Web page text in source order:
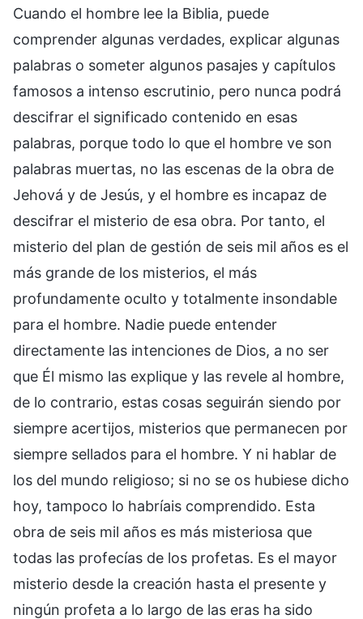
Cuando el hombre lee la Biblia, puede
comprender algunas verdades, explicar algunas
palabras o someter algunos pasajes y capítulos
famosos a intenso escrutinio, pero nunca podrá
descifrar el significado contenido en esas
palabras, porque todo lo que el hombre ve son
palabras muertas, no las escenas de la obra de
Jehová y de Jesús, y el hombre es incapaz de
descifrar el misterio de esa obra. Por tanto, el
misterio del plan de gestión de seis mil años es el
más grande de los misterios, el más
profundamente oculto y totalmente insondable
para el hombre. Nadie puede entender
directamente las intenciones de Dios, a no ser
que Él mismo las explique y las revele al hombre,
de lo contrario, estas cosas seguirán siendo por
siempre acertijos, misterios que permanecen por
siempre sellados para el hombre. Y ni hablar de
los del mundo religioso; si no se os hubiese dicho
hoy, tampoco lo habríais comprendido. Esta
obra de seis mil años es más misteriosa que
todas las profecías de los profetas. Es el mayor
misterio desde la creación hasta el presente y
ningún profeta a lo largo de las eras ha sido